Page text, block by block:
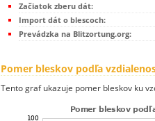
Začiatok zberu dát:
Import dát o blescoch:
Prevádzka na Blitzortung.org:
Pomer bleskov podľa
Tento graf ukazuje pomer bleskov ku